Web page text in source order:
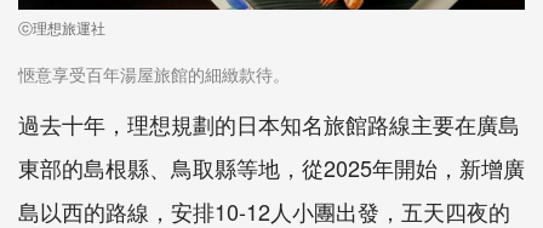
ⓒ理想旅運社
愜意享受百年湯屋旅館的細緻款待。
過去十年，理想規劃的日本知名旅館路線主要在廣島
東部的島根縣、鳥取縣等地，從2025年開始，新增廣
島以西的路線，安排10-12人小團出發，五天四夜的